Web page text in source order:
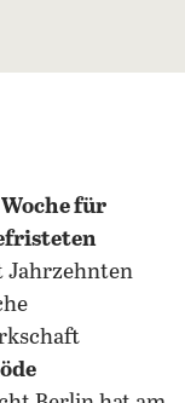
für
Jahrzehnten